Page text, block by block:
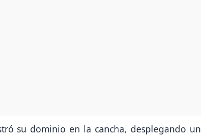
su dominio en la cancha, desplegando un